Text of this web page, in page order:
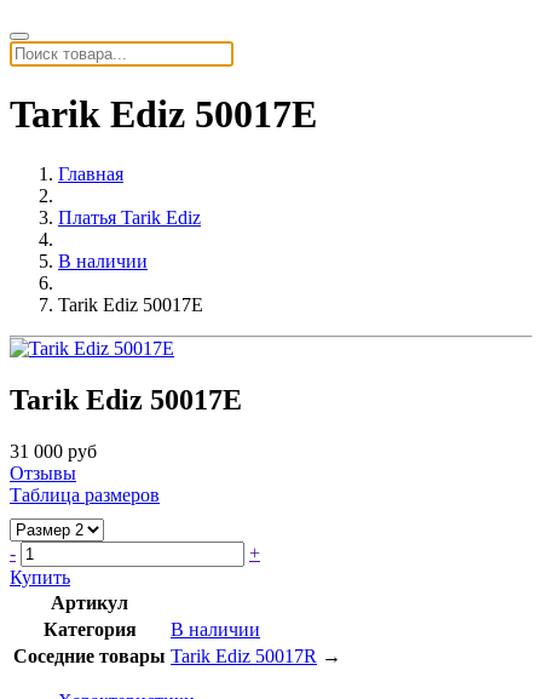
Tarik Ediz 50017E
Главная
Платья Tarik Ediz
В наличии
Tarik Ediz 50017E
Tarik Ediz 50017E
31 000 руб
Отзывы
Таблица размеров
-
+
Купить
Артикул
Категория
В наличии
Соседние товары Tarik Ediz 50017R →